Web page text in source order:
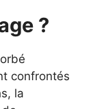
?
confrontés
la